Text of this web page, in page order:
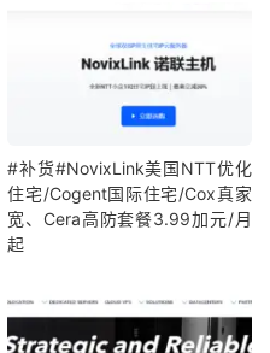
#补货#NovixLink美国NTT优化
住宅/Cogent国际住宅/Cox真家
宽、Cera高防套餐3.99加元/月
起